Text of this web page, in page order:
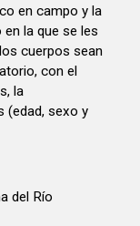
en campo y la
la que se les
cuerpos sean
con el
la
(edad, sexo y
del Río